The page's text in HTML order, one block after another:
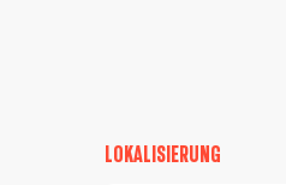
LOKALISIERUNG